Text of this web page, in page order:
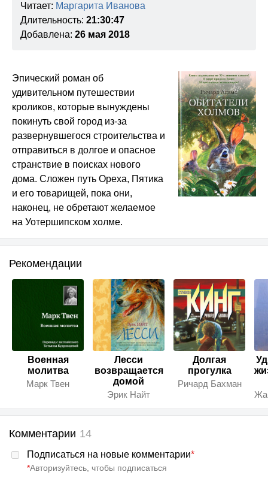
Читает: Маргарита Иванова
Длительность: 21:30:47
Добавлена: 26 мая 2018
Эпический роман об
удивительном путешествии
кроликов, которые вынуждены
покинуть свой город из-за
развернувшегося строительства и
отправиться в долгое и опасное
странствие в поисках нового
дома. Сложен путь Ореха, Пятика
и его товарищей, пока они,
наконец, не обретают желаемое
на Уотершипском холме.
Рекомендации
Военная
молитва
Марк Твен
Лесси
возвращается
домой
Эрик Найт
Долгая
прогулка
Ричард Бахман
Комментарии 14
Подписаться на новые комментарии*
*Авторизуйтесь, чтобы подписаться